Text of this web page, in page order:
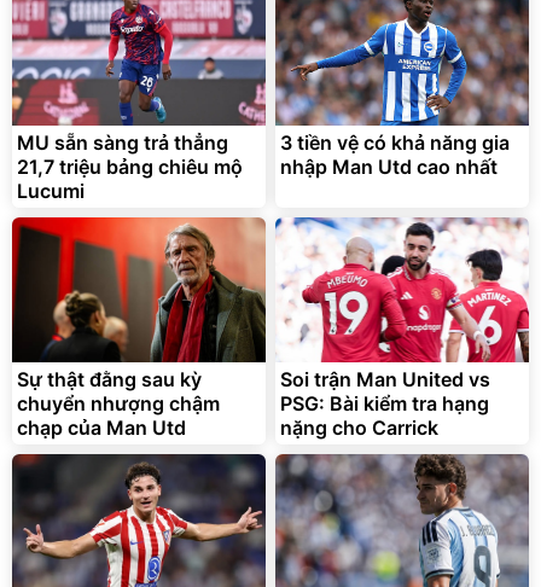
MU sẵn sàng trả thẳng
21,7 triệu bảng chiêu mộ
Lucumi
3 tiền vệ có khả năng gia
nhập Man Utd cao nhất
Sự thật đằng sau kỳ
chuyển nhượng chậm
chạp của Man Utd
Soi trận Man United vs
PSG: Bài kiểm tra hạng
nặng cho Carrick